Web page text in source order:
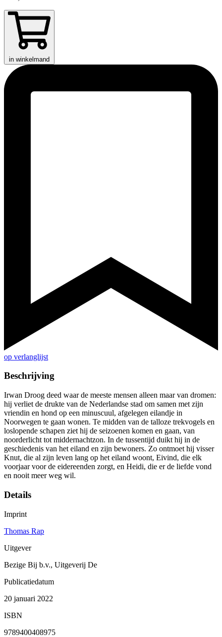
in winkelmand
op verlanglijst
Beschrijving
Irwan Droog deed waar de meeste mensen alleen maar van dromen:
hij verliet de drukte van de Nederlandse stad om samen met zijn
vriendin en hond op een minuscuul, afgelegen eilandje in
Noorwegen te gaan wonen. Te midden van de talloze trekvogels en
loslopende schapen ziet hij de seizoenen komen en gaan, van
noorderlicht tot middernachtzon. In de tussentijd duikt hij in de
geschiedenis van het eiland en zijn bewoners. Zo ontmoet hij visser
Knut, die al zijn leven lang op het eiland woont, Eivind, die elk
voorjaar voor de eidereenden zorgt, en Heidi, die er de liefde vond
en nooit meer weg wil.
Details
Imprint
Thomas Rap
Uitgever
Bezige Bij b.v., Uitgeverij De
Publicatiedatum
20 januari 2022
ISBN
9789400408975